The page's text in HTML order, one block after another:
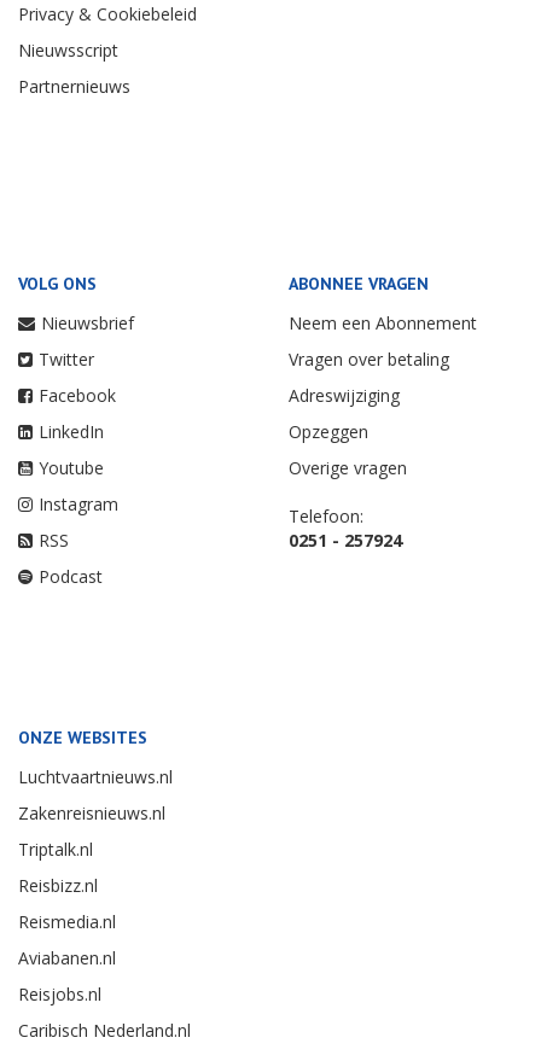
Privacy & Cookiebeleid
Nieuwsscript
Partnernieuws
VOLG ONS
Nieuwsbrief
Twitter
Facebook
LinkedIn
Youtube
Instagram
RSS
Podcast
ABONNEE VRAGEN
Neem een Abonnement
Vragen over betaling
Adreswijziging
Opzeggen
Overige vragen
Telefoon:
0251 - 257924
ONZE WEBSITES
Luchtvaartnieuws.nl
Zakenreisnieuws.nl
Triptalk.nl
Reisbizz.nl
Reismedia.nl
Aviabanen.nl
Reisjobs.nl
Caribisch Nederland.nl